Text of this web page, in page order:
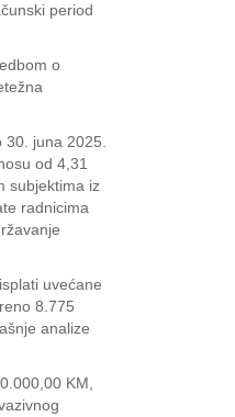
period
o
juna 2025.
od 4,31
subjektima iz
radnicima
uvećane
8.775
analize
KM,